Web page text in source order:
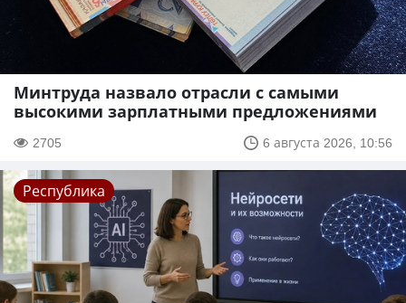
Минтруда назвало отрасли с самыми
высокими зарплатными предложениями
2705 6 августа 2026, 10:56
Республика